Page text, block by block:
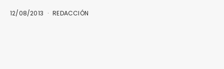
12/08/2013 REDACCIÓN